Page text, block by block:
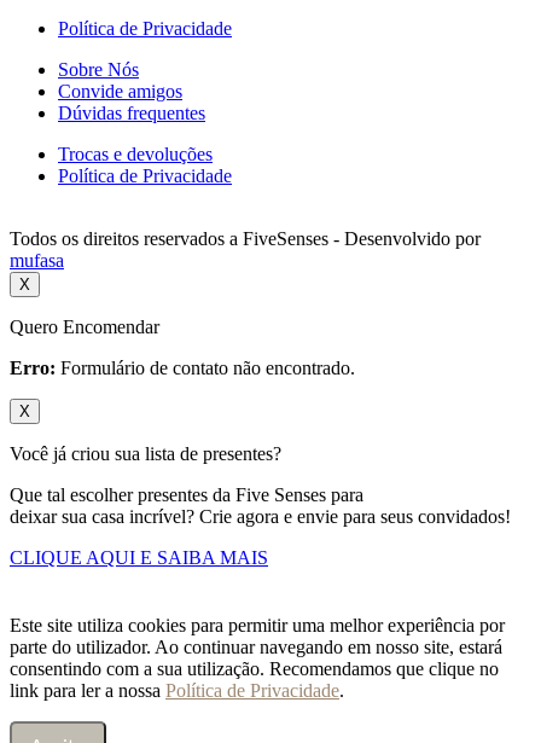
Política de Privacidade
Sobre Nós
Convide amigos
Dúvidas frequentes
Trocas e devoluções
Política de Privacidade
Todos os direitos reservados a FiveSenses - Desenvolvido por
mufasa
X
Quero Encomendar
Erro: Formulário de contato não encontrado.
X
Você já criou sua lista de presentes?
Que tal escolher presentes da Five Senses para
deixar sua casa incrível? Crie agora e envie para seus convidados!
CLIQUE AQUI E SAIBA MAIS
Este site utiliza cookies para permitir uma melhor experiência por
parte do utilizador. Ao continuar navegando em nosso site, estará
consentindo com a sua utilização. Recomendamos que clique no
link para ler a nossa Política de Privacidade.